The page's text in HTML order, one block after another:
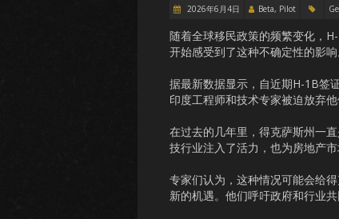
2026年6月4日 Beta, Pilot
随着全球移民政策的频繁变化，
开始感受到了这种不确定性的影响
据最新数据显示，自近期H-1B签
印度工程师和技术专家被迫放弃
在过去的几年里，得克萨斯州一
技行业注入了活力，也为房地产
专家们认为，这种情况可能会给
新的机遇。他们呼吁政府和行业